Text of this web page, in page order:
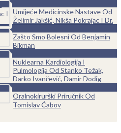
Umijeće Medicinske Nastave Od
Želimir Jakšić, Nikša Pokrajac I Dr.
Zašto Smo Bolesni Od Benjamin
Bikman
Nuklearna Kardiologija I
Pulmologija Od Stanko Težak,
Darko Ivančević, Damir Dodig
Oralnokirurški Priručnik Od
Tomislav Ćabov